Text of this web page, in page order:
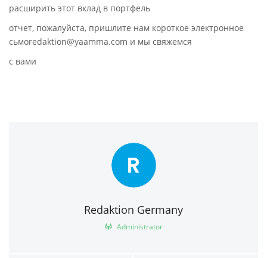
расширить этот вклад в портфель
отчет, пожалуйста, пришлите нам короткое электронное
сьмоredaktion@yaamma.com и мы свяжемся
с вами
R
Redaktion Germany
Administrator